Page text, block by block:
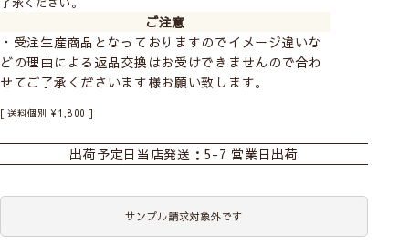
boras cotton－ボラスコットン－
スウェーデンの歴史あるファブリックメーカー。
ボラスのデザインは絵画的ともいえる北欧らしさ
ご注意
・受注生産商品となっておりますのでイメージ違いな
どの理由による返品交換はお受けできませんので合わ
せてご了承くださいます様お願い致します。
クッションカバー ファブリックパネル
送料個別 ¥1,800
出荷予定日 当店発送：5-7 営業日出荷
サンプル請求対象外です